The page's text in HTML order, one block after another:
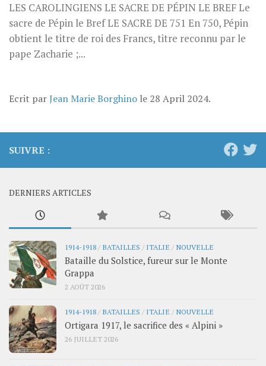
LES CAROLINGIENS LE SACRE DE PÉPIN LE BREF Le
sacre de Pépin le Bref LE SACRE DE 751 En 750, Pépin
obtient le titre de roi des Francs, titre reconnu par le
pape Zacharie ;...
Ecrit parJean Marie Borghino le 28 April 2024.
SUIVRE :
DERNIERS ARTICLES
1914-1918 / BATAILLES / ITALIE / NOUVELLE
Bataille du Solstice, fureur sur le Monte
Grappa
2 AOÛT 2026
1914-1918 / BATAILLES / ITALIE / NOUVELLE
Ortigara 1917, le sacrifice des « Alpini »
26 JUILLET 2026